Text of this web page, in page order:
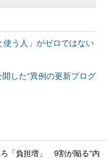
使う人」がゼロではない
した“異例の更新プログ
「負担増」 9割が陥る“内